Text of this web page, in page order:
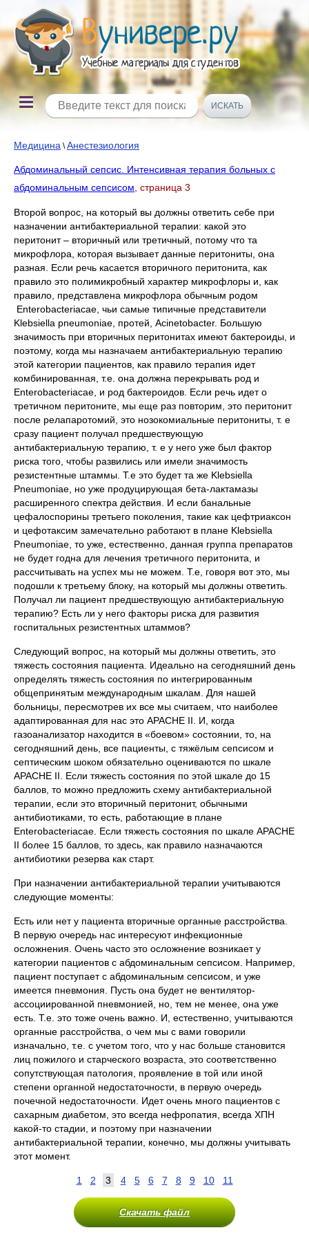
Медицина \Анестезиология
Абдоминальный сепсис. Интенсивная терапия больных с
абдоминальным сепсисом , страница 3
Второй вопрос, на который вы должны ответить себе при
назначении антибактериальной терапии: какой это
перитонит – вторичный или третичный, потому что та
микрофлора, которая вызывает данные перитониты, она
разная. Если речь касается вторичного перитонита, как
правило это полимикробный характер микрофлоры и, как
правило, представлена микрофлора обычным родом
Enterobacteriасae, чьи самые типичные представители
Klebsiella pneumoniаe, протей, Acinetobacter. Большую
значимость при вторичных перитонитах имеют бактероиды, и
поэтому, когда мы назначаем антибактериальную терапию
этой категории пациентов, как правило терапия идет
комбинированная, т.е. она должна перекрывать род и
Enterobacteriасae, и род бактероидов. Если речь идет о
третичном перитоните, мы еще раз повторим, это перитонит
после релапаротомий, это нозокомиальные перитониты, т. е
сразу пациент получал предшествующую
антибактериальную терапию, т. е у него уже был фактор
риска того, чтобы развились или имели значимость
резистентные штаммы. Т.е это будет та же Klebsiella
Pneumoniae, но уже продуцирующая бета-лактамазы
расширенного спектра действия. И если банальные
цефалоспорины третьего поколения, такие как цефтриаксон
и цефотаксим замечательно работают в плане Klebsiella
Pneumoniae, то уже, естественно, данная группа препаратов
не будет годна для лечения третичного перитонита, и
рассчитывать на успех мы не можем. Т.е, говоря вот это, мы
подошли к третьему блоку, на который мы должны ответить.
Получал ли пациент предшествующую антибактериальную
терапию? Есть ли у него факторы риска для развития
госпитальных резистентных штаммов?
Следующий вопрос, на который мы должны ответить, это
тяжесть состояния пациента. Идеально на сегодняшний день
определять тяжесть состояния по интегрированным
общепринятым международным шкалам. Для нашей
больницы, пересмотрев их все мы считаем, что наиболее
адаптированная для нас это APACHE II. И, когда
газоанализатор находится в «боевом» состоянии, то, на
сегодняшний день, все пациенты, с тяжёлым сепсисом и
септическим шоком обязательно оцениваются по шкале
APACHE II. Если тяжесть состояния по этой шкале до 15
баллов, то можно предложить схему антибактериальной
терапии, если это вторичный перитонит, обычными
антибиотиками, то есть, работающие в плане
Enterobacteriaсаe. Если тяжесть состояния по шкале APACHE
II более 15 баллов, то здесь, как правило назначаются
антибиотики резерва как старт.
При назначении антибактериальной терапии учитываются
следующие моменты:
Есть или нет у пациента вторичные органные расстройства.
В первую очередь нас интересуют инфекционные
осложнения. Очень часто это осложнение возникает у
категории пациентов с абдоминальным сепсисом. Например,
пациент поступает с абдоминальным сепсисом, и уже
имеется пневмония. Пусть она будет не вентилятор-
ассоциированной пневмонией, но, тем не менее, она уже
есть. Т.е. это тоже очень важно. И, естественно, учитываются
органные расстройства, о чем мы с вами говорили
изначально, т.е. с учетом того, что у нас больше становится
лиц пожилого и старческого возраста, это соответственно
сопутствующая патология, проявление в той или иной
степени органной недостаточности, в первую очередь
почечной недостаточности. Идет очень много пациентов с
сахарным диабетом, это всегда нефропатия, всегда ХПН
какой-то стадии, и поэтому при назначении
антибактериальной терапии, конечно, мы должны учитывать
этот момент.
1 2 3 4 5 6 7 8 9 10 11
Скачать файл